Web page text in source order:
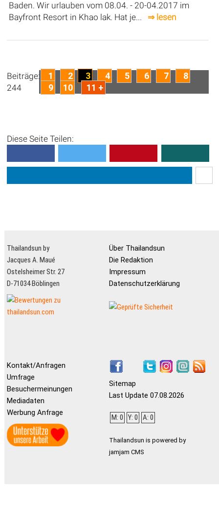
Baden. Wir urlauben vom 08.04. - 20-04.2017 im
Bayfront Resort in Khao lak. Hat je... ⇒ lesen
Beiträge:
244
1 2 3 4 5 6 7
8
9
10 11 +
Diese Seite Teilen:
Thailandsun by
Jacques A. Maué
Ostelsheimer Str. 27
D-71034 Böblingen
Über Thailandsun
Die Redaktion
Impressum
Datenschutzerklärung
Kontakt/Anfragen
Umfrage
Besuchermeinungen
Mediadaten
Werbung Anfrage
Sitemap
Last Update 07.08.2026
M: 0 Y: 0 A: 0
Thailandsun is powered by
jamjam CMS